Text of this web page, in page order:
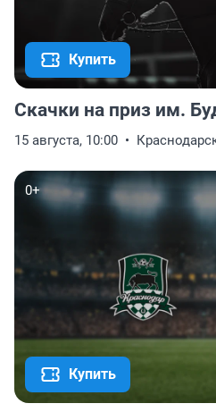
Купить
Скачки на приз им.
15 августа, 10:00
0+
Купить